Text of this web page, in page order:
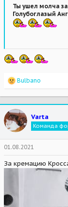
Ты ушел молча
Голубоглазый
R
a
c
t
i
o
n
s
:
Bulbano
Varta
Команда
01.08.2021
За кремацию